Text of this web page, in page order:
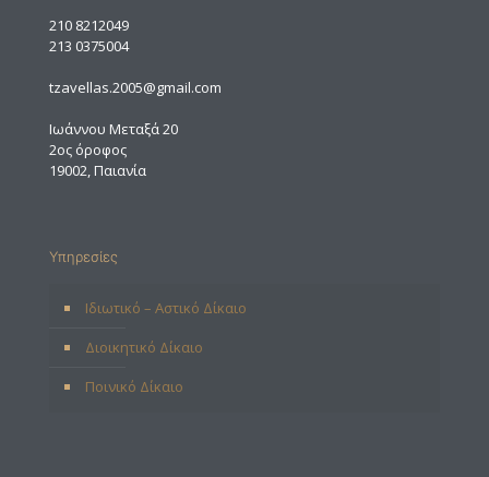
210 8212049
213 0375004
tzavellas.2005@gmail.com
Ιωάννου Μεταξά 20
2ος όροφος
19002, Παιανία
Υπηρεσίες
Ιδιωτικό – Αστικό Δίκαιο
Διοικητικό Δίκαιο
Ποινικό Δίκαιο